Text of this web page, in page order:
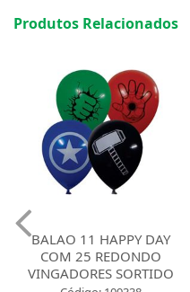
Produtos Relacionados
BALAO 11 HAPPY DAY
COM 25 REDONDO
VINGADORES SORTIDO